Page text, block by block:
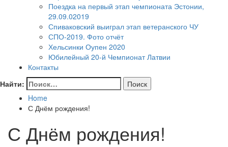
Поездка на первый этап чемпионата Эстонии,
29.09.02019
Спиваковский выиграл этап ветеранского ЧУ
СПО-2019. Фото отчёт
Хельсинки Оупен 2020
Юбилейный 20-й Чемпионат Латвии
Контакты
Найти:
Home
С Днём рождения!
С Днём рождения!